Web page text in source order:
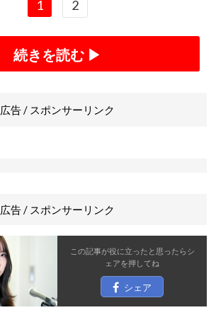
1 2
続きを読む ▶
広告 / スポンサーリンク
広告 / スポンサーリンク
この記事が役に立ったと思ったらシ
ェアを押してね
シェア